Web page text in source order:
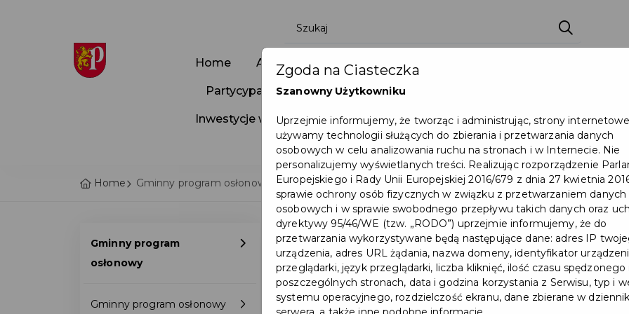
Home Aktualności Wydarzenia
Partycypacja Społeczna Programy
Inwestycje w Pruszczu Mapa Miasta Załatw sprawę
Ochrona ludności
Home Gminny program osłonowy - Miasto Pruszcz Gdański
Gminny program
osłonowy
Gminny program osłonowy
GMINNY PROGRAM
Zgoda na Ciasteczka
Szanowny Użytkowniku
Uprzejmie informujemy, że tworząc i administrując, strony internetowe
używamy technologii służących do zbierania i przetwarzania danych
osobowych w celu analizowania ruchu na stronach i w Internecie. Nie
personalizujemy wyświetlanych treści. Realizując rozporządzenie
Europejskiego i Rady Unii Europejskiej 2016/679 z dnia 27 kwietnia
sprawie ochrony osób fizycznych w związku z przetwarzaniem danych
osobowych i w sprawie swobodnego przepływu takich danych oraz
dyrektywy 95/46/WE (tzw. „RODO”) uprzejmie informujemy, że do
przetwarzania wykorzystywane będą następujące dane: adres IP
urządzenia, adres URL żądania, nazwa domeny, identyfikator
przeglądarki, język przeglądarki, liczba kliknięć, ilość czasu spędzonego
poszczególnych stronach, data i godzina korzystania z Serwisu, typ i
systemu operacyjnego, rozdzielczość ekranu, dane zbierane w